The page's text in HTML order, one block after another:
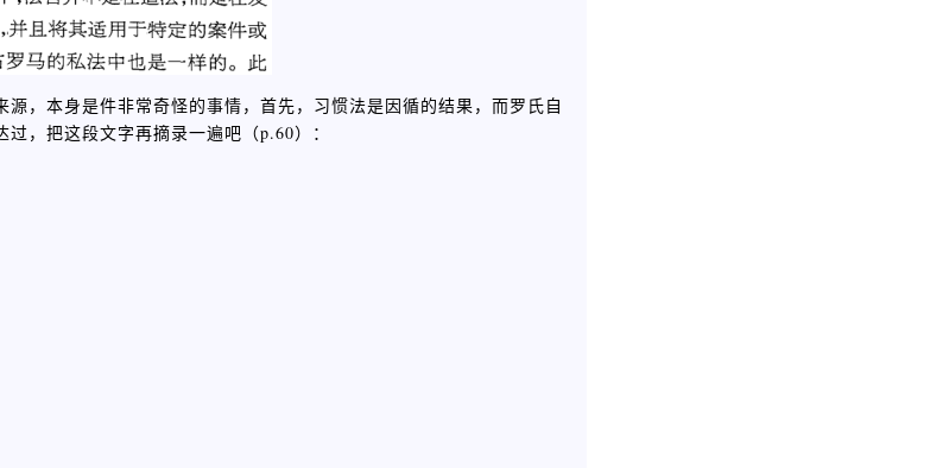
，本身是件非常奇怪的事情，首先，习惯法是因循的结果，而罗氏自
，把这段文字再摘录一遍吧（p.60）：